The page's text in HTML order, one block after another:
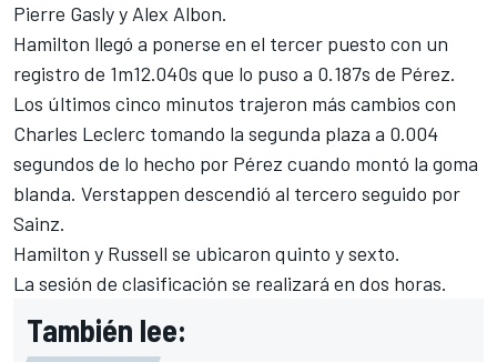
Pierre Gasly y Alex Albon.
Hamilton llegó a ponerse en el tercer puesto con un
registro de 1m12.040s que lo puso a 0.187s de Pérez.
Los últimos cinco minutos trajeron más cambios con
Charles Leclerc tomando la segunda plaza a 0.004
segundos de lo hecho por Pérez cuando montó la goma
blanda. Verstappen descendió al tercero seguido por
Sainz.
Hamilton y Russell se ubicaron quinto y sexto.
La sesión de clasificación se realizará en dos horas.
También lee: